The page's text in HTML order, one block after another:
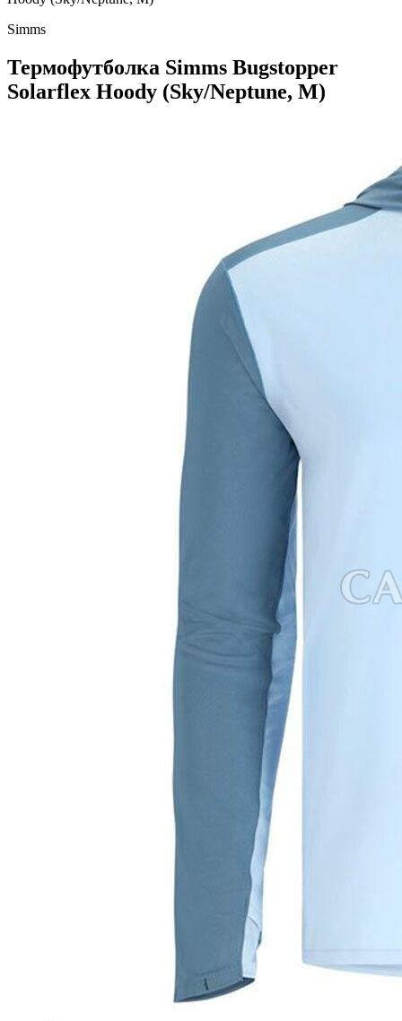
Simms
Термофутболка Simms Bugstopper
Solarflex Hoody (Sky/Neptune, M)